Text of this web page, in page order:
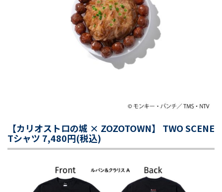
【カリオストロの城 × ZOZOTOWN】 TWO SCENE
Tシャツ 7,480円(税込)